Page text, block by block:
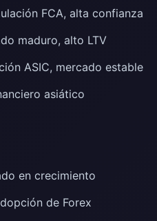
FCA, alta confianza
maduro, alto LTV
ASIC, mercado estable
asiático
en crecimiento
de Forex